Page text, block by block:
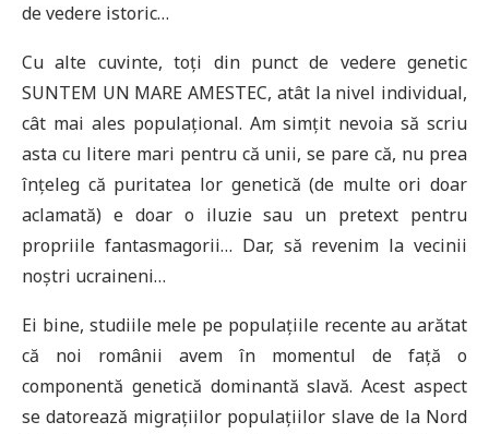
de vedere istoric…
Cu alte cuvinte, toți din punct de vedere genetic
SUNTEM UN MARE AMESTEC, atât la nivel individual,
cât mai ales populațional. Am simțit nevoia să scriu
asta cu litere mari pentru că unii, se pare că, nu prea
înțeleg că puritatea lor genetică (de multe ori doar
aclamată) e doar o iluzie sau un pretext pentru
propriile fantasmagorii… Dar, să revenim la vecinii
noștri ucraineni…
Ei bine, studiile mele pe populațiile recente au arătat
că noi românii avem în momentul de față o
componentă genetică dominantă slavă. Acest aspect
se datorează migrațiilor populațiilor slave de la Nord